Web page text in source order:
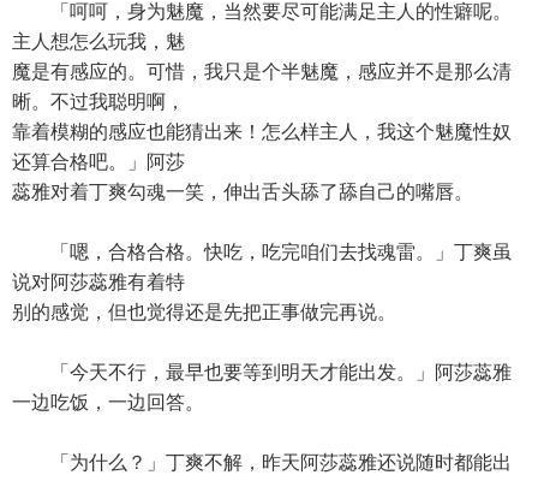
「呵呵，身为魅魔，当然要尽可能满足主人的性癖呢。
主人想怎么玩我，魅
魔是有感应的。可惜，我只是个半魅魔，感应并不是那么清
晰。不过我聪明啊，
靠着模糊的感应也能猜出来！怎么样主人，我这个魅魔性奴
还算合格吧。」阿莎
蕊雅对着丁爽勾魂一笑，伸出舌头舔了舔自己的嘴唇。
「嗯，合格合格。快吃，吃完咱们去找魂雷。」丁爽虽
说对阿莎蕊雅有着特
别的感觉，但也觉得还是先把正事做完再说。
「今天不行，最早也要等到明天才能出发。」阿莎蕊雅
一边吃饭，一边回答。
「为什么？」丁爽不解，昨天阿莎蕊雅还说随时都能出